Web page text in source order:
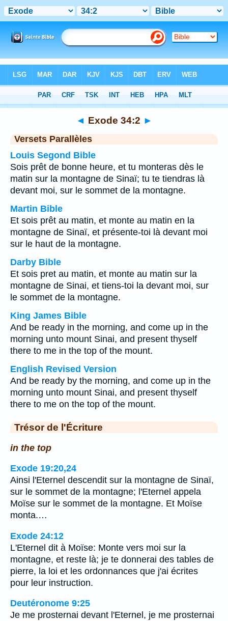
Chapitre 34> Verset 2
◄ Exode 34:2 ►
Versets Parallèles
Louis Segond Bible
Sois prêt de bonne heure, et tu monteras dès le
matin sur la montagne de Sinaï; tu te tiendras là
devant moi, sur le sommet de la montagne.
Martin Bible
Et sois prêt au matin, et monte au matin en la
montagne de Sinaï, et présente-toi là devant moi
sur le haut de la montagne.
Darby Bible
Et sois pret au matin, et monte au matin sur la
montagne de Sinai, et tiens-toi la devant moi, sur
le sommet de la montagne.
King James Bible
And be ready in the morning, and come up in the
morning unto mount Sinai, and present thyself
there to me in the top of the mount.
English Revised Version
And be ready by the morning, and come up in the
morning unto mount Sinai, and present thyself
there to me on the top of the mount.
Trésor de l'Écriture
in the top
Exode 19:20,24
Ainsi l'Eternel descendit sur la montagne de Sinaï,
sur le sommet de la montagne; l'Eternel appela
Moïse sur le sommet de la montagne. Et Moïse
monta.…
Exode 24:12
L'Eternel dit à Moïse: Monte vers moi sur la
montagne, et reste là; je te donnerai des tables de
pierre, la loi et les ordonnances que j'ai écrites
pour leur instruction.
Deutéronome 9:25
Je me prosternai devant l'Eternel, je me prosternai